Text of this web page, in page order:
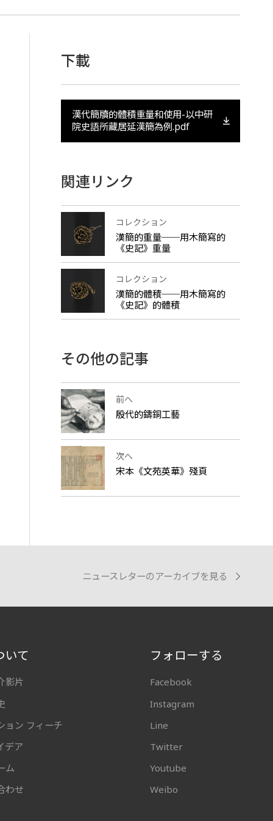
下載
漢代簡牘的體積重量和使用-以中研
院史語所藏居延漢簡為例.pdf
関連リンク
コレクション
漢簡的重量──用木簡寫的
《史記》重量
コレクション
漢簡的體積──用木簡寫的
《史記》的體積
その他の記事
前へ
殷代的鑄銅工藝
次へ
宋本《文苑英華》殘頁
ニュースレターのアーカイブを見る
いて
影片
ョン フィーチ
デア
ム
わせ
フォローする
Facebook
Instagram
Line
Twitter
Youtube
Weibo